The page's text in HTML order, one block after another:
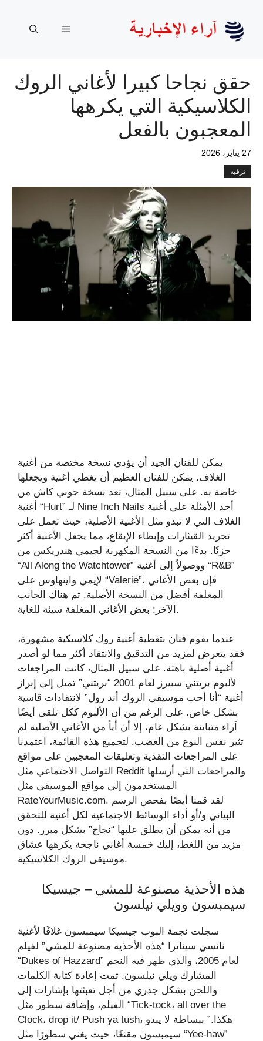
المحتوى
القائمة
حقق نجاحا كبيرا لأغاني الروك
الكلاسيكية التي يكرهها
المعجبون بالفعل
27 يناير، 2026
ترفيه
يمكن للفنان الجيد أن يؤدي نسخة مختصة من أغنية
الغلاف. يمكن للفنان العظيم أن يغطي أغنية ويجعلها
خاصة به. على سبيل المثال، تعد نسخة جوني كاش من
أغنية “Hurt” لـ Nine Inch Nails أحد الأمثلة على أغنية
الغلاف التي لا تبدو مثل الأغنية الأصلية، حيث تعمل على
تجريد القيثارات وإبطاء الإيقاع، مما يجعل الأغنية أكثر
حزنًا. بدءًا من النسخة المكهربة لجيمي هندريكس من
“All Along the Watchtower” ووصولاً إلى أغنية “R&B”
لإيمي واينهاوس على “Valerie”، فإن بعض الأغاني
المغلفة أفضل من النسخة الأصلية. ثم هناك الجانب
الآخر: بعض الأغاني المغلفة سيئة للغاية.
عندما يقوم فنان بتغطية أغنية روك كلاسيكية مشهورة،
فقد يتعرض لمزيد من التدقيق والانتقاد أكثر مما لو أصدر
أغنية أصلية باهتة. على سبيل المثال، كانت المراجعات
لألبوم بريتني سبيرز لعام 2001 “بريتني” تميل إلى إبراز
أغنية “أنا أحب موسيقى الروك أند رول” لانتقادات قاسية
بشكل خاص. على الرغم من أن الألبوم ككل تلقى أيضًا
آراء متباينة بشكل عام، إلا أن أياً من الأغاني الأصلية لم
تثير نفس النوع من الغضب. لتجميع هذه القائمة، اعتمدنا
على المراجعات النقدية وتعليقات المعجبين على مواقع
التواصل الاجتماعي مثل Reddit والمراجعات التي أرسلها
المستخدمون إلى مواقع الموسيقى مثل
RateYourMusic.com. لقد قمنا أيضًا بفحص الرسم
البياني و/أو أداء الوسائط الاجتماعية لكل أغنية للتحقق
من أنه يمكن أن يطلق عليها “نجاح” بشكل مبرر. دون
مزيد من اللغط، إليك خمسة أغاني ناجحة يكرهها عشاق
موسيقى الروك الكلاسيكية.
هذه الأحذية مصنوعة للمشي – جيسيكا
سيمبسون وويلي نيلسون
سجلت نجمة البوب ​​جيسيكا سيمبسون غلافًا لأغنية
نانسي سيناترا “هذه الأحذية مصنوعة للمشي” لفيلم
“Dukes of Hazzard” لعام 2005، والذي ظهر فيه النجم
المشارك ويلي نيلسون. تمت إعادة كتابة الكلمات
واللحن بشكل جذري من أجل تعبئتها بإشارات إلى
الفيلم، وإضافة سطور مثل “Tick-tock، all over the
Clock، drop it/ Push ya tush، هكذا.” ببساطة لا يبدو
سيمبسون مقنعًا، حيث يغني سطورًا مثل “Yee-haw”